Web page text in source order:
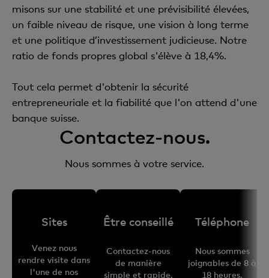
misons sur une stabilité et une prévisibilité élevées,
un faible niveau de risque, une vision à long terme
et une politique d’investissement judicieuse. Notre
ratio de fonds propres global s'élève à 18,4%.
Tout cela permet d'obtenir la sécurité
entrepreneuriale et la fiabilité que l'on attend d'une
banque suisse.
Contactez-nous.
Nous sommes à votre service.
Sites
Venez nous
rendre visite dans
l'une de nos
Être conseillé
Contactez-nous
de manière
simple et rapide.
Téléphone
Nous sommes
joignables de 8 à
18 heures.